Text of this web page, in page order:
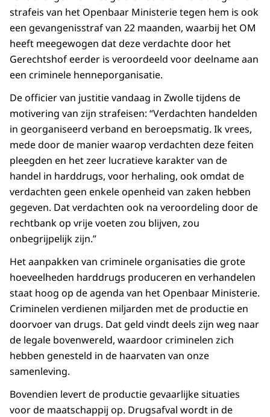
strafeis van het Openbaar Ministerie tegen hem is ook
een gevangenisstraf van 22 maanden, waarbij het OM
heeft meegewogen dat deze verdachte door het
Gerechtshof eerder is veroordeeld voor deelname aan
een criminele henneporganisatie.
De officier van justitie vandaag in Zwolle tijdens de
motivering van zijn strafeisen: “Verdachten handelden
in georganiseerd verband en beroepsmatig. Ik vrees,
mede door de manier waarop verdachten deze feiten
pleegden en het zeer lucratieve karakter van de
handel in harddrugs, voor herhaling, ook omdat de
verdachten geen enkele openheid van zaken hebben
gegeven. Dat verdachten ook na veroordeling door de
rechtbank op vrije voeten zou blijven, zou
onbegrijpelijk zijn.”
Het aanpakken van criminele organisaties die grote
hoeveelheden harddrugs produceren en verhandelen
staat hoog op de agenda van het Openbaar Ministerie.
Criminelen verdienen miljarden met de productie en
doorvoer van drugs. Dat geld vindt deels zijn weg naar
de legale bovenwereld, waardoor criminelen zich
hebben genesteld in de haarvaten van onze
samenleving.
Bovendien levert de productie gevaarlijke situaties
voor de maatschappij op. Drugsafval wordt in de